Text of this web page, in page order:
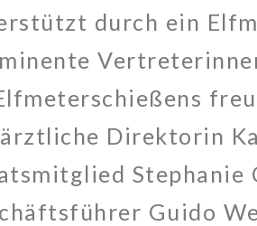
durch ein
Direktorin
Stephanie
Guido